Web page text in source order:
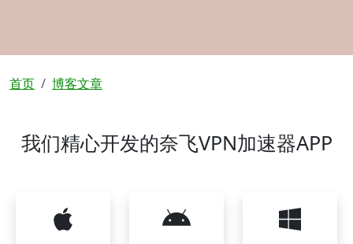
面包屑
首页 博客文章
我们精心开发的奈飞VPN加速器APP